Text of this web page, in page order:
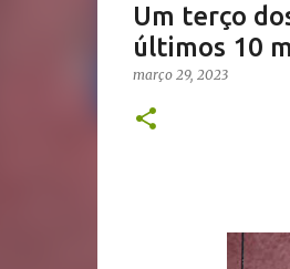
Um terço
últimos 10
março 29, 2023